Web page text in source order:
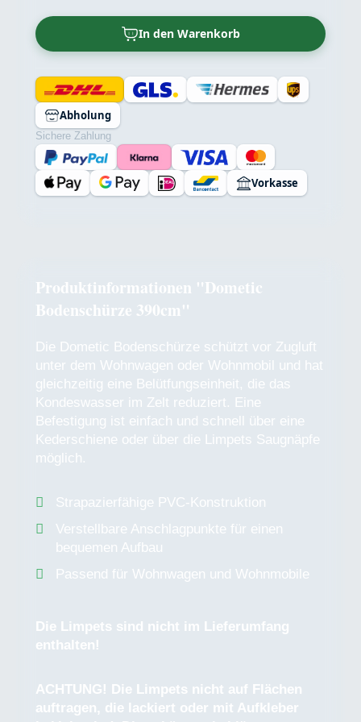
In den Warenkorb
Abholung
Sichere Zahlung
Vorkasse
Produktinformationen "Dometic
Bodenschürze 390cm"
Die Dometic Bodenschürze schützt vor Zugluft
unter dem Wohnwagen oder Wohnmobil und hat
gleichzeitig eine Belütfungseinheit, die das
Kondeswasser im Zelt reduziert. Eine
Befestigung ist einfach und schnell über eine
Kederschiene oder über die Limpets Saugnäpfe
möglich.
Strapazierfähige PVC-Konstruktion
Verstellbare Anschlagpunkte für einen
bequemen Aufbau
Passend für Wohnwagen und Wohnmobile
Die Limpets sind nicht im Lieferumfang
enthalten!
ACHTUNG! Die Limpets nicht auf Flächen
auftragen, die lackiert oder mit Aufkleber